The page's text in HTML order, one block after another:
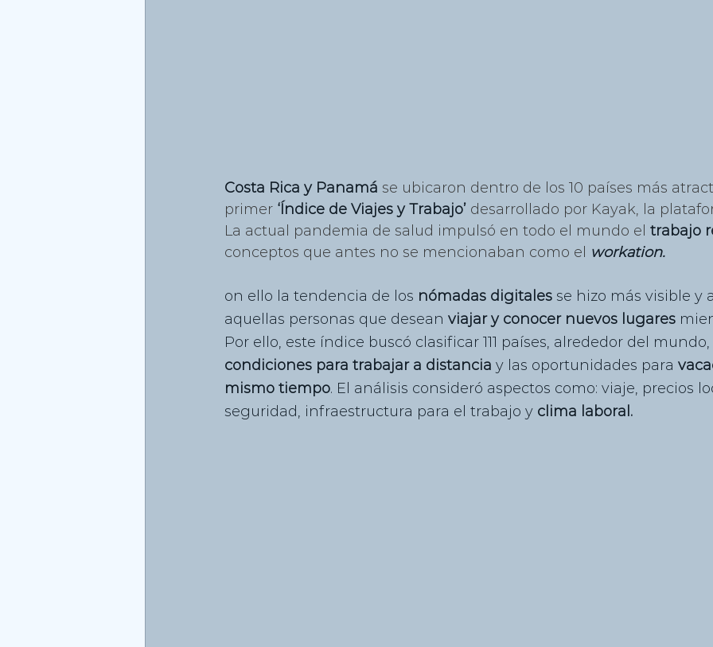
Costa Rica y Panamá se ubicaron dentro de los 10 países más
primer ‘Índice de Viajes y Trabajo’ desarrollado por Kayak, la
La actual pandemia de salud impulsó en todo el mundo el trabajo
conceptos que antes no se mencionaban como el workation.
on ello la tendencia de los nómadas digitales se hizo más visible y
aquellas personas que desean viajar y conocer nuevos lugares
Por ello, este índice buscó clasificar 111 países, alrededor del
condiciones para trabajar a distancia y las oportunidades para
mismo tiempo. El análisis consideró aspectos como: viaje, precios
seguridad, infraestructura para el trabajo y clima laboral.